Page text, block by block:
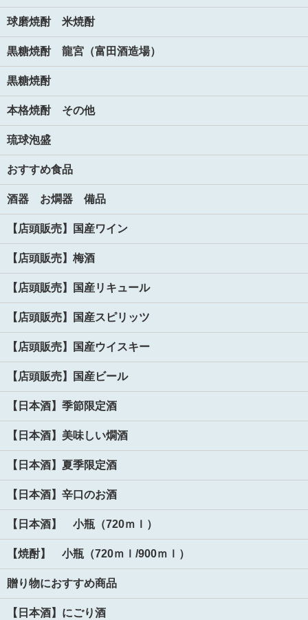
球磨焼酎 米焼酎
黒糖焼酎 龍宮（富田酒造場）
黒糖焼酎
本格焼酎 その他
琉球泡盛
おすすめ食品
酒器 お燗器 備品
【店頭販売】国産ワイン
【店頭販売】梅酒
【店頭販売】国産リキュール
【店頭販売】国産スピリッツ
【店頭販売】国産ウイスキー
【店頭販売】国産ビール
【日本酒】季節限定酒
【日本酒】美味しい燗酒
【日本酒】夏季限定酒
【日本酒】辛口のお酒
【日本酒】 小瓶（720ｍｌ）
【焼酎】 小瓶（720ｍｌ/900ｍｌ）
贈り物におすすめ商品
【日本酒】にごり酒